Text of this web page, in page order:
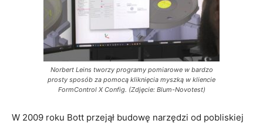
Norbert Leins tworzy programy pomiarowe w bardzo
prosty sposób za pomocą kliknięcia myszką w kliencie
FormControl X Config. (Zdjęcie: Blum-Novotest)
W 2009 roku Bott przejął budowę narzędzi od pobliskiej